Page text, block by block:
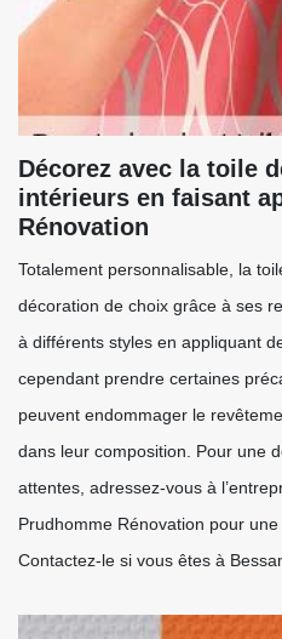
Décorez avec la toile
intérieurs en faisant
Rénovation
Totalement personnalisable, la
décoration de choix grâce à ses
à différents styles en appliquant
cependant prendre certaines
peuvent endommager le
dans leur composition. Pour une
attentes, adressez-vous à
Prudhomme Rénovation pour
Contactez-le si vous êtes à